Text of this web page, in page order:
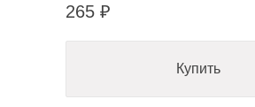
265 ₽
Купить